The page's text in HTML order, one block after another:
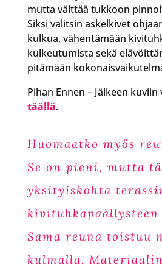
mutta välttää tukkoon
Siksi valitsin askelkivet
kulkua, vähentämään
kulkeutumista sekä
pitämään
Pihan Ennen – Jälkeen
täällä.
Huomaatko myös
Se on pieni, mutta
yksityiskohta
kivituhkapäällysteen
Sama reuna toistuu
kulmalla.